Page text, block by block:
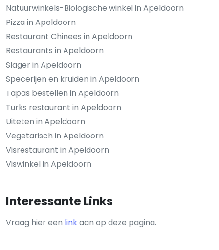
Natuurwinkels-Biologische winkel in Apeldoorn
Pizza in Apeldoorn
Restaurant Chinees in Apeldoorn
Restaurants in Apeldoorn
Slager in Apeldoorn
Specerijen en kruiden in Apeldoorn
Tapas bestellen in Apeldoorn
Turks restaurant in Apeldoorn
Uiteten in Apeldoorn
Vegetarisch in Apeldoorn
Visrestaurant in Apeldoorn
Viswinkel in Apeldoorn
Interessante Links
Vraag hier een linkaan op deze pagina.